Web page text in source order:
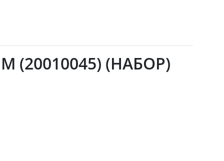
(20010045) (НАБОР)